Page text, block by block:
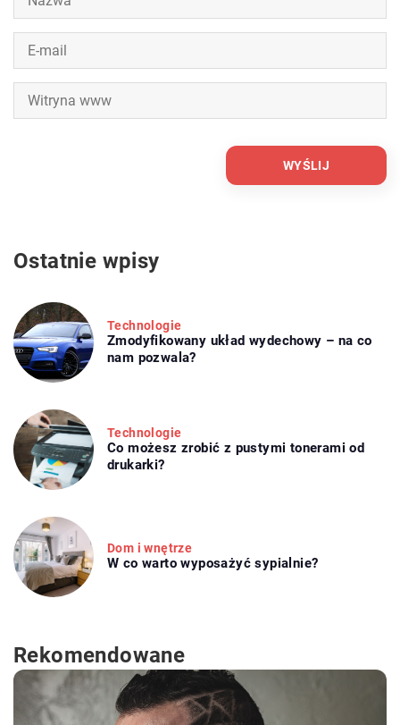
Ostatnie wpisy
Technologie
Zmodyfikowany układ wydechowy – na co
nam pozwala?
Technologie
Co możesz zrobić z pustymi tonerami od
drukarki?
Dom i wnętrze
W co warto wyposażyć sypialnie?
Rekomendowane